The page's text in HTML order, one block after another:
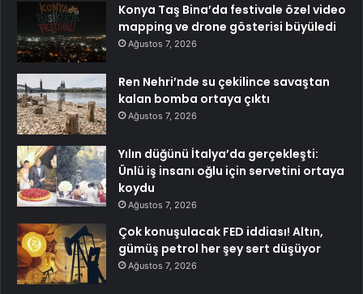
Konya Taş Bina’da festivale özel video
mapping ve drone gösterisi büyüledi
Ağustos 7, 2026
Ren Nehri’nde su çekilince savaştan
kalan bomba ortaya çıktı
Ağustos 7, 2026
Yılın düğünü İtalya’da gerçekleşti:
Ünlü iş insanı oğlu için servetini ortaya
koydu
Ağustos 7, 2026
Çok konuşulacak FED iddiası! Altın,
gümüş petrol her şey sert düşüyor
Ağustos 7, 2026